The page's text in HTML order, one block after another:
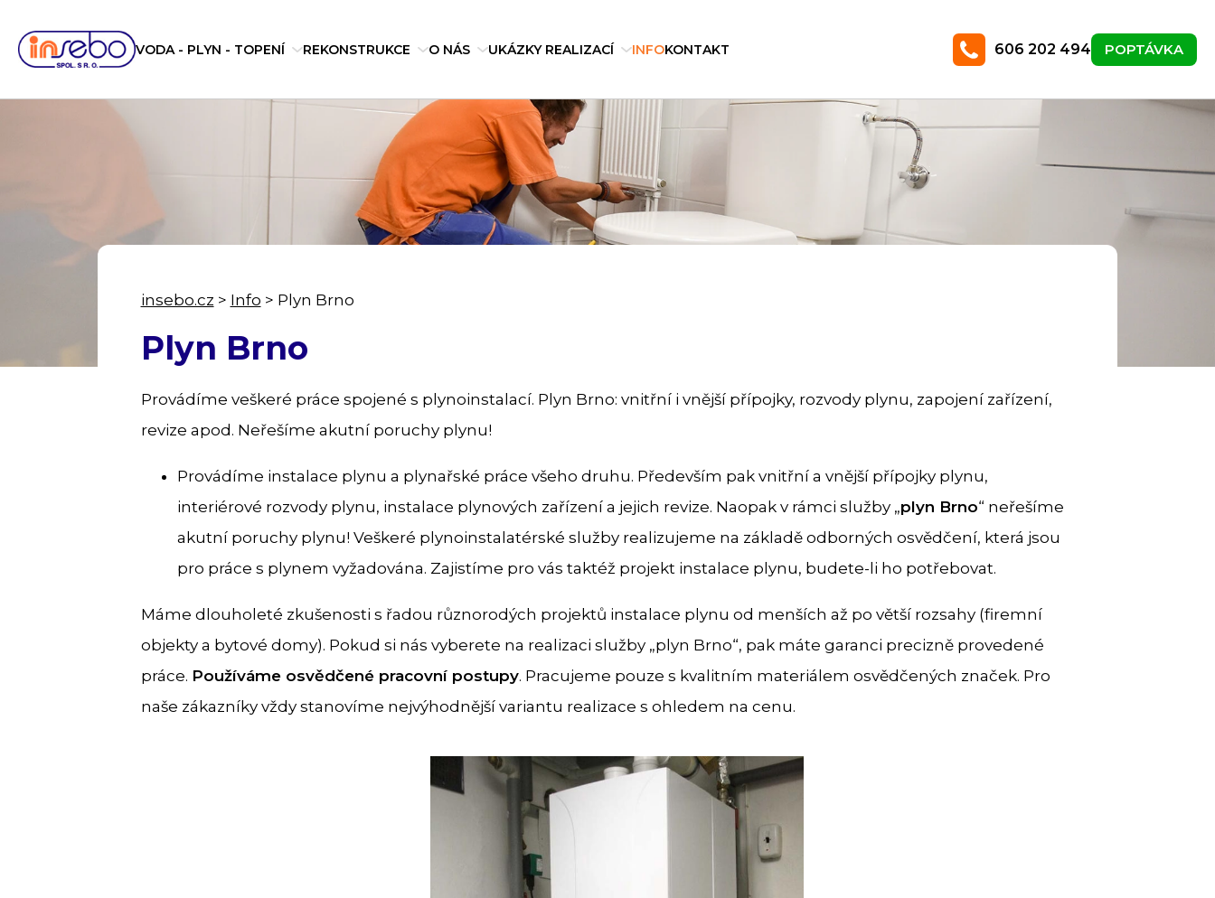
VODA - PLYN - TOPENÍ REKONSTRUKCE O NÁS UKÁZKY REALIZACÍ INFOKONTAKT 606 202 494 POPTÁVKA
insebo.cz > Info > Plyn Brno
Plyn Brno
Provádíme veškeré práce spojené s plynoinstalací. Plyn Brno: vnitřní i vnější přípojky, rozvody plynu, zapojení zařízení,
revize apod. Neřešíme akutní poruchy plynu!
Provádíme instalace plynu a plynařské práce všeho druhu. Především pak vnitřní a vnější přípojky plynu,
interiérové rozvody plynu, instalace plynových zařízení a jejich revize. Naopak v rámci služby „plyn Brno“ neřešíme
akutní poruchy plynu! Veškeré plynoinstalatérské služby realizujeme na základě odborných osvědčení, která jsou
pro práce s plynem vyžadována. Zajistíme pro vás taktéž projekt instalace plynu, budete-li ho potřebovat.
Máme dlouholeté zkušenosti s řadou různorodých projektů instalace plynu od menších až po větší rozsahy (firemní
objekty a bytové domy). Pokud si nás vyberete na realizaci služby „plyn Brno“, pak máte garanci precizně provedené
práce. Používáme osvědčené pracovní postupy. Pracujeme pouze s kvalitním materiálem osvědčených značek. Pro
naše zákazníky vždy stanovíme nejvýhodnější variantu realizace s ohledem na cenu.